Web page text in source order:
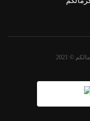
© 2021